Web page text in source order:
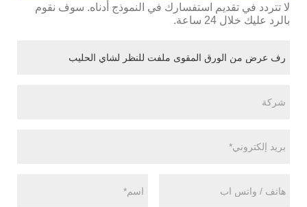
لا تتردد في تقديم استفسارك في النموذج أدناه. سوف نقوم
بالرد عليك خلال 24 ساعة.